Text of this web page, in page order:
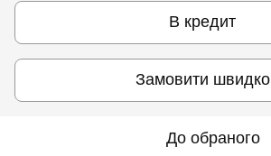
В кредит
Замовити швидко
До обраного